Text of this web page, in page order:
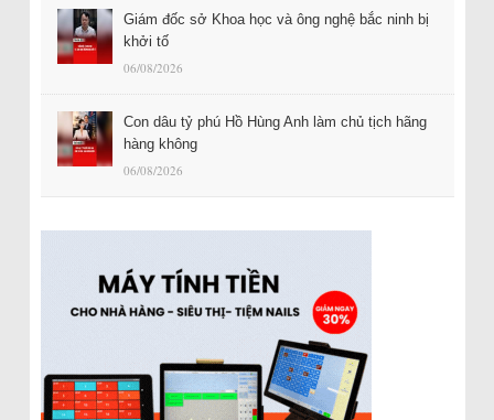
Giám đốc sở Khoa học và ông nghệ bắc ninh bị
khởi tố
06/08/2026
Con dâu tỷ phú Hồ Hùng Anh làm chủ tịch hãng
hàng không
06/08/2026